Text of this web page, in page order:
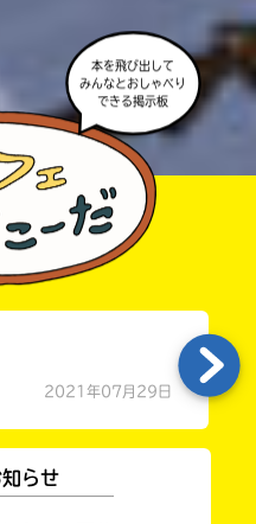
本を飛び出して
みんなとおしゃべり
できる掲示板
2021年07月29日
らせ